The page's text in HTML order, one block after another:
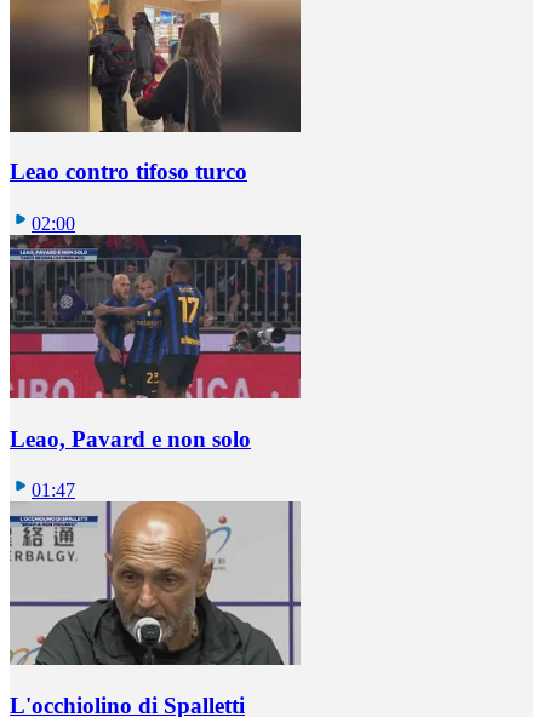
Leao contro tifoso turco
02:00
Leao, Pavard e non solo
01:47
L'occhiolino di Spalletti